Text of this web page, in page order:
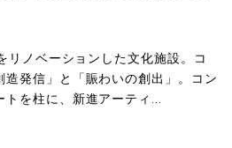
リノベーションした文化施設。コ
発信」と「賑わいの創出」。コン
を柱に、新進アーティ...